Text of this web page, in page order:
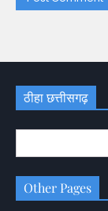
ठीहा छत्तीसगढ़
Other Pages